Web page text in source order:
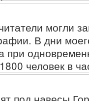
могли
В дни
при
человек в